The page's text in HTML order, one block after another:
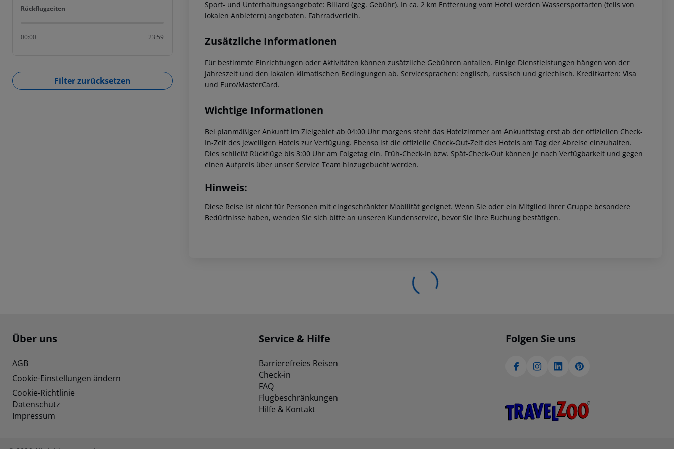
Rückflugzeiten
Rückflugzeiten
00:00 23:59
Filter zurücksetzen
Sport- und Unterhaltungsangebote: Billard (geg. Gebühr). In ca. 2 km Entfernung vom Hotel werden Wassersportarten (teils von
lokalen Anbietern) angeboten. Fahrradverleih.
Zusätzliche Informationen
Für bestimmte Einrichtungen oder Aktivitäten können zusätzliche Gebühren anfallen. Einige Dienstleistungen hängen von der
Jahreszeit und den lokalen klimatischen Bedingungen ab. Servicesprachen: englisch, russisch und griechisch. Kreditkarten: Visa
und Euro/MasterCard.
Wichtige Informationen
Bei planmäßiger Ankunft im Zielgebiet ab 04:00 Uhr morgens steht das Hotelzimmer am Ankunftstag erst ab der offiziellen Check-
In-Zeit des jeweiligen Hotels zur Verfügung. Ebenso ist die offizielle Check-Out-Zeit des Hotels am Tag der Abreise einzuhalten.
Dies schließt Rückflüge bis 3:00 Uhr am Folgetag ein. Früh-Check-In bzw. Spät-Check-Out können je nach Verfügbarkeit und gegen
einen Aufpreis über unser Service Team hinzugebucht werden.
Hinweis:
Diese Reise ist nicht für Personen mit eingeschränkter Mobilität geeignet. Wenn Sie oder ein Mitglied Ihrer Gruppe besondere
Bedürfnisse haben, wenden Sie sich bitte an unseren Kundenservice, bevor Sie Ihre Buchung bestätigen.
Footer navigation
Über uns
AGB
Cookie-Einstellungen ändern
Cookie-Richtlinie
Datenschutz
Impressum
Service & Hilfe
Barrierefreies Reisen
Check-in
FAQ
Flugbeschränkungen
Hilfe & Kontakt
Folgen Sie uns